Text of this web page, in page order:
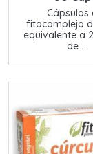
Cápsulas
fitocomplejo
equivalente a
de ...